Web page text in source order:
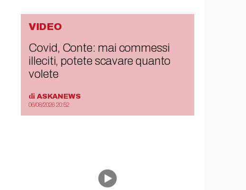
VIDEO
Covid, Conte: mai commessi
illeciti, potete scavare quanto
volete
di ASKANEWS
06/08/2026 20:52